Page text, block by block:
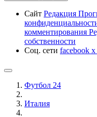
Сайт Редакция
комментирования
собственности
Соц. сети facebook x
Футбол 24
Италия